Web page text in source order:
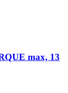
max, 13